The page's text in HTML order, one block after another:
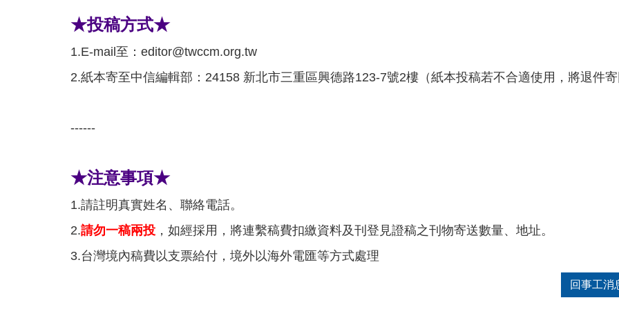
★投稿方式★
1.E-mail至：editor@twccm.org.tw
2.紙本寄至中信編輯部：24158 新北市三重區興德路123-7號2樓（紙本投稿若不合適使用，將退件寄
------
★注意事項★
1.請註明真實姓名、聯絡電話。
2.請勿一稿兩投 ，如經採用，將連繫稿費扣繳資料及刊登見證稿之刊物寄送數量、地址。
3.台灣境內稿費以支票給付，境外以海外電匯等方式處理
回事工消